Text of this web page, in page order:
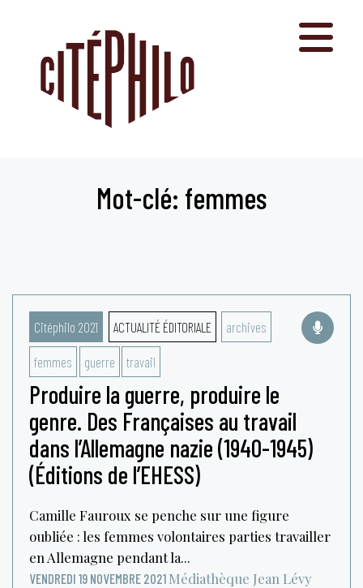
Mot-clé: femmes
Citéphilo 2021 ACTUALITÉ ÉDITORIALE archives
femmes guerre travail
Produire la guerre, produire le
genre. Des Françaises au travail
dans l’Allemagne nazie (1940-1945)
(Éditions de l’EHESS)
Camille Fauroux se penche sur une figure
oubliée : les femmes volontaires parties travailler
en Allemagne pendant la...
VENDREDI 19 NOVEMBRE 2021 Médiathèque Jean Lévy